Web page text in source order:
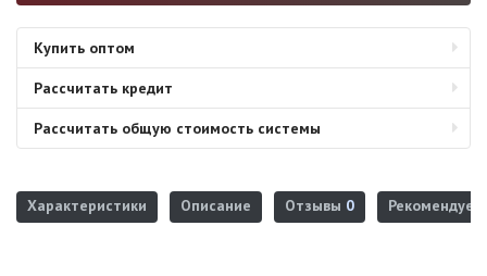
Купить оптом
Рассчитать кредит
Рассчитать общую стоимость системы
Характеристики Описание Отзывы 0 Рекомендуем